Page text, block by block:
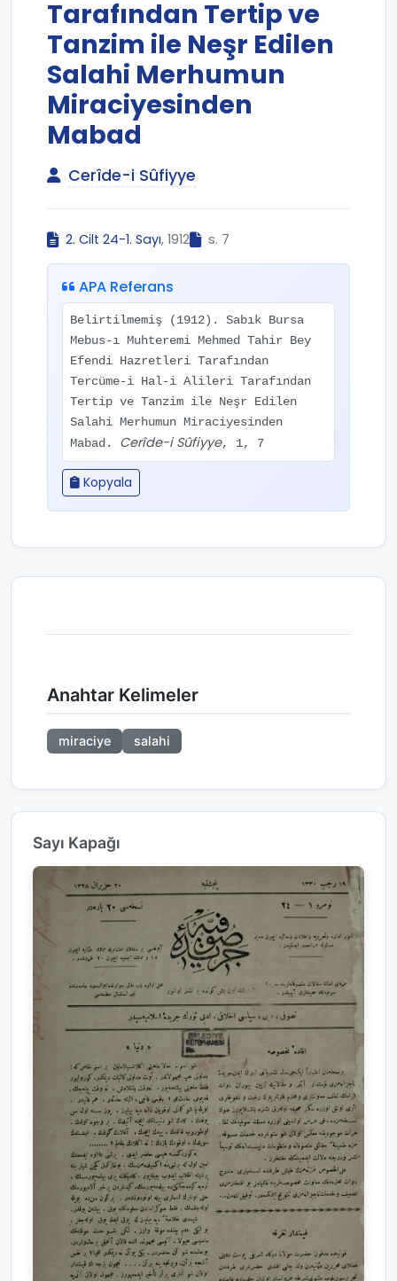
Tarafından Tertip ve
Tanzim ile Neşr Edilen
Salahi Merhumun
Miraciyesinden
Mabad
Cerîde-i Sûfiyye
2. Cilt 24-1. Sayı, 1912 s. 7
APA Referans
Belirtilmemiş (1912). Sabık Bursa
Mebus-ı Muhteremi Mehmed Tahir Bey
Efendi Hazretleri Tarafından
Tercüme-i Hal-i Alileri Tarafından
Tertip ve Tanzim ile Neşr Edilen
Salahi Merhumun Miraciyesinden
Mabad. Cerîde-i Sûfiyye, 1, 7
Kopyala
Anahtar Kelimeler
miraciye salahi
Sayı Kapağı